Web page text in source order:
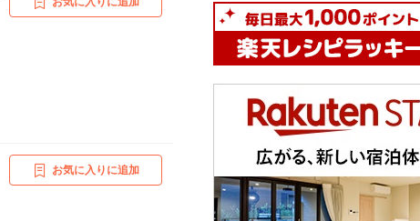
お気に入りに追加